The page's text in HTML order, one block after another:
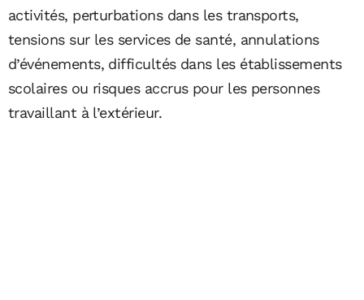
activités, perturbations dans les transports,
tensions sur les services de santé, annulations
d’événements, difficultés dans les établissements
scolaires ou risques accrus pour les personnes
travaillant à l’extérieur.